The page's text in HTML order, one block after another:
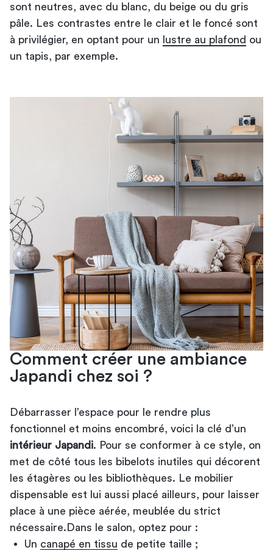
sont neutres, avec du blanc, du beige ou du gris
pâle. Les contrastes entre le clair et le foncé sont
à privilégier, en optant pour un
lustre au plafond ou
un tapis, par exemple.
Comment créer une ambiance
Japandi chez soi ?
Débarrasser l’espace pour le rendre plus
fonctionnel et moins encombré, voici la clé d’un
intérieur Japandi. Pour se conformer à ce style, on
met de côté tous les bibelots inutiles qui décorent
les étagères ou les bibliothèques. Le mobilier
dispensable est lui aussi placé ailleurs, pour laisser
place à une pièce aérée, meublée du strict
nécessaire.Dans le salon, optez pour :
Un canapé en tissu de petite taille ;